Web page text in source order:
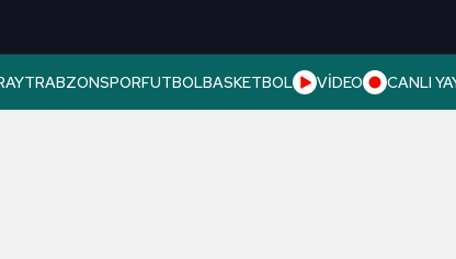
TRABZONSPORFUTBOLBASKETBOL VİDEO CANLI